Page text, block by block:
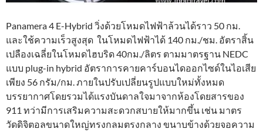
Panamera 4 E-Hybrid วิ่งด้วยโหมดไฟฟ้าล้วนได้ราว 50 กม.
และใช้ความเร็วสูงสุด ในโหมดไฟฟ้าได้ 140 กม./ชม. อัตราสิ้น
เปลืองเฉลี่ยในโหมดไฮบริด 40กม./ลิตร ตามมาตรฐาน NEDC
แบบ plug-in hybrid อัตราการคายคาร์บอนไดออกไซด์ในไอเสีย
เพียง 56 กรัม/กม. ภายในปรับเปลี่ยนรูปแบบใหม่ทั้งหมด
บรรยากาศโดยรวมได้แรงบันดาลใจมาจากห้องโดยสารของ
911 ทว่ามีการเสริมความสะดวกสบายให้มากขึ้น เช่น มาตร
วัดดิจิตอลขนาดใหญ่ทรงกลมตรงกลาง ขนาบข้างด้วยจอความ